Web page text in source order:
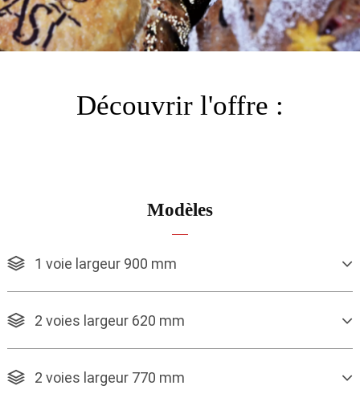
Découvrir l'offre :
Modèles
1 voie largeur 900 mm
2 voies largeur 620 mm
2 voies largeur 770 mm